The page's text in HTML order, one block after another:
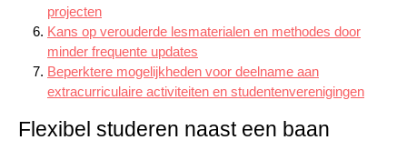
projecten
Kans op verouderde lesmaterialen en methodes door
minder frequente updates
Beperktere mogelijkheden voor deelname aan
extracurriculaire activiteiten en studentenverenigingen
Flexibel studeren naast een baan